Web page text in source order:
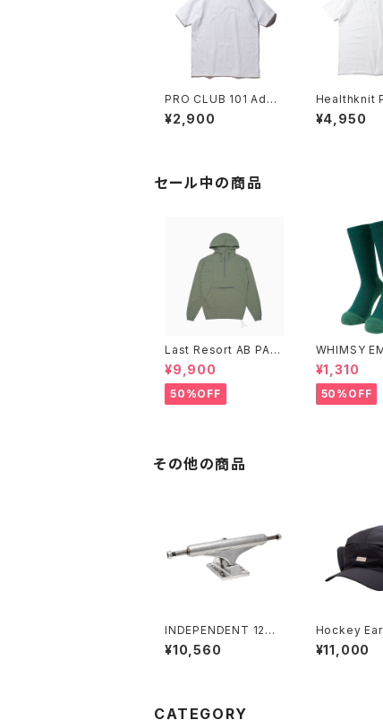
PRO CLUB 101 Adult
Short Sleeve Heavy
Weight Tee プロクラ
¥2,900
Healthknit
P Henley
ヘルスニット
¥4,950
セール中の商品
Last Resort AB PAC
K ANORAK SAGE
¥9,900
50%OFF
WHIMSY
CKS
¥1,310
50%OFF
その他の商品
INDEPENDENT 129
STAGE 11 POLISHED
MID SKATEBOARD
ートボード トラック
¥10,560
Hockey
t
¥11,000
CATEGORY